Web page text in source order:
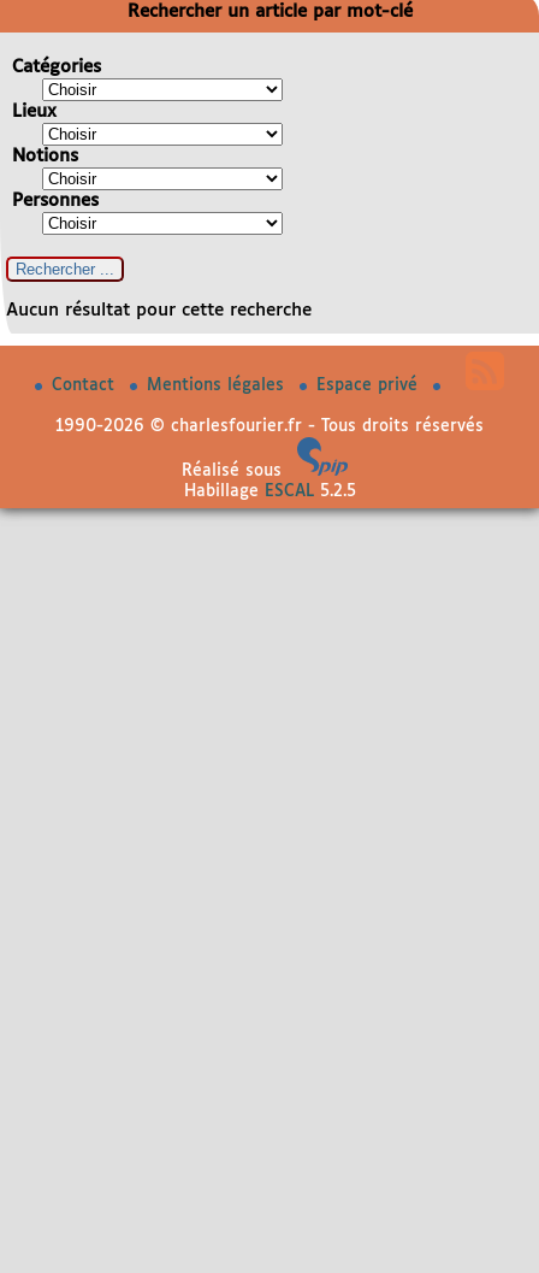
Rechercher un article par mot-clé
Catégories
Lieux
Notions
Personnes
Aucun résultat pour cette recherche
Contact Mentions légales Espace privé
1990-2026 © charlesfourier.fr - Tous droits réservés
Réalisé sous
Habillage
ESCAL5.2.5